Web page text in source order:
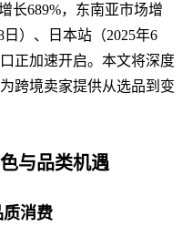
长689%，东南亚市场增
）、日本站（2025年6
正加速开启。本文将深度
跨境卖家提供从选品到变
与品类机遇
质消费